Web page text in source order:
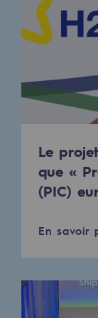
Social
Social
QVCT
Sécurité
PARI
Le
que «
(PIC)
En savoir